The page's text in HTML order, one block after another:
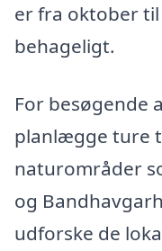
er fra oktober
behageligt.
For besøgende
planlægge ture
naturområder
og
udforske de